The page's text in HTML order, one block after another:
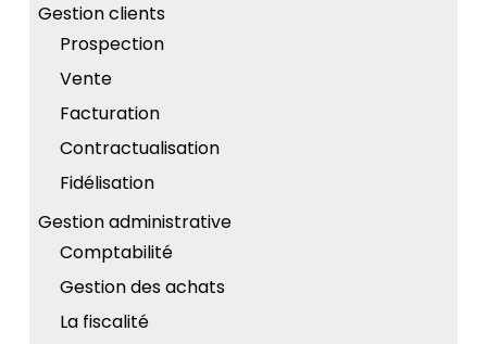
Gestion clients
Prospection
Vente
Facturation
Contractualisation
Fidélisation
Gestion administrative
Comptabilité
Gestion des achats
La fiscalité